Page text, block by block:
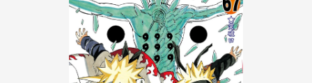
【公告】琅琅讀墨數位閱讀資產合併與書櫃開通申請